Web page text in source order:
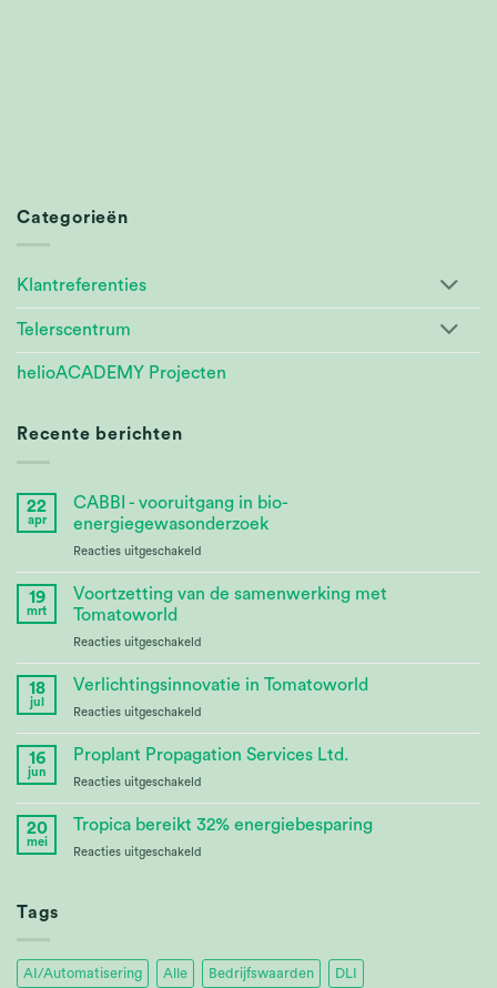
Categorieën
Klantreferenties
Telerscentrum
helioACADEMY Projecten
Recente berichten
22
apr
CABBI - vooruitgang in bio-
energiegewasonderzoek
Reacties uitgeschakeld
Research
19
mrt
Voortzetting van de samenwerking met
Tomatoworld
Reacties uitgeschakeld
Partnership
18
jul
Verlichtingsinnovatie in Tomatoworld
Reacties uitgeschakeld
Innovation
16
jun
Proplant Propagation Services Ltd.
Reacties uitgeschakeld
Propagation
20
mei
Tropica bereikt 32% energiebesparing
Reacties uitgeschakeld
Tags
AI/Automatisering Alle Bedrijfswaarden DLI